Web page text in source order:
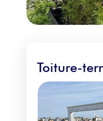
Toiture-